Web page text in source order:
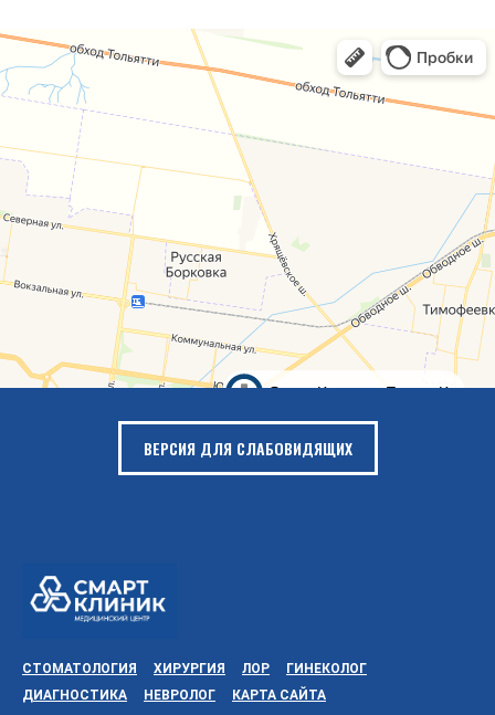
ВЕРСИЯ ДЛЯ СЛАБОВИДЯЩИХ
СТОМАТОЛОГИЯ ХИРУРГИЯ ЛОР
ГИНЕКОЛОГ
ДИАГНОСТИКА
НЕВРОЛОГ КАРТА САЙТА